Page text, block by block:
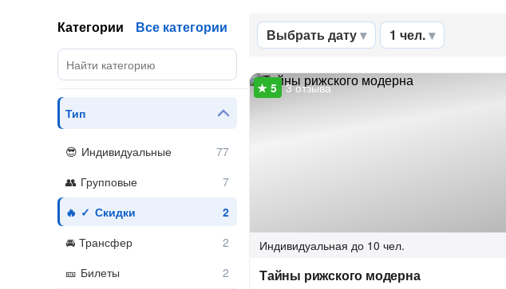
Выбрать дату 1 чел.
3 отзыва
Индивидуальная до 10 чел.
Тайны рижского модерна
Категории Все категории
Тип
Индивидуальные
Групповые
Скидки
Трансфер
Билеты